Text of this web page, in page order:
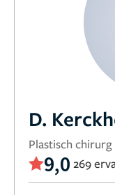
D.
Plastisch chirurg
9,0 269